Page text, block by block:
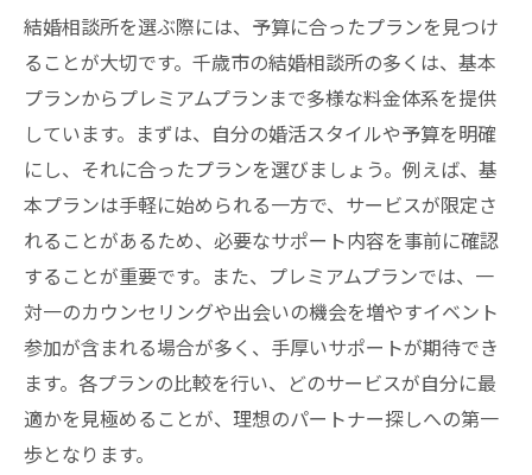
結婚相談所を選ぶ際には、予算に合ったプランを見つけ
ることが大切です。千歳市の結婚相談所の多くは、基本
プランからプレミアムプランまで多様な料金体系を提供
しています。まずは、自分の婚活スタイルや予算を明確
にし、それに合ったプランを選びましょう。例えば、基
本プランは手軽に始められる一方で、サービスが限定さ
れることがあるため、必要なサポート内容を事前に確認
することが重要です。また、プレミアムプランでは、一
対一のカウンセリングや出会いの機会を増やすイベント
参加が含まれる場合が多く、手厚いサポートが期待でき
ます。各プランの比較を行い、どのサービスが自分に最
適かを見極めることが、理想のパートナー探しへの第一
歩となります。